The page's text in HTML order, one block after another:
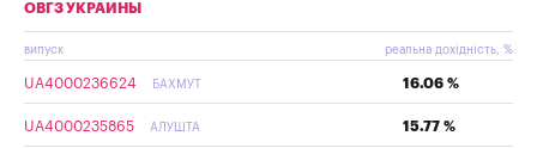
ОВГЗ УКРАИНЫ
випуск реальна дохідність, %
UA4000236624 БАХМУТ 16.06 %
UA4000235865 АЛУШТА 15.77 %